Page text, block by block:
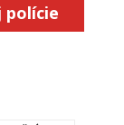
polície